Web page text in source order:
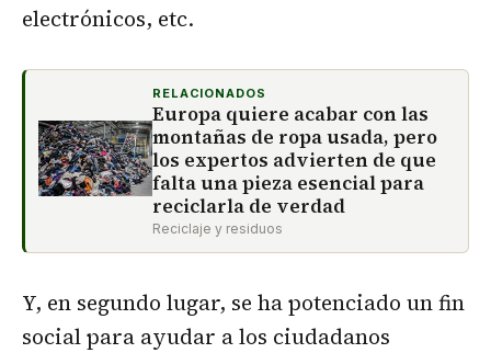
electrónicos, etc.
RELACIONADOS
Europa quiere acabar con las
montañas de ropa usada, pero
los expertos advierten de que
falta una pieza esencial para
reciclarla de verdad
Reciclaje y residuos
Y, en segundo lugar, se ha potenciado un fin
social para ayudar a los ciudadanos